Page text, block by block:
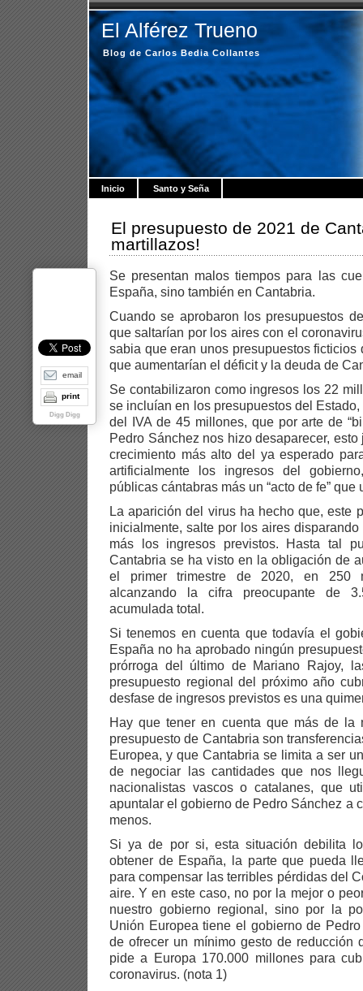
El Alférez Trueno
Blog de Carlos Bedia Collantes
Inicio Santo y Seña
El presupuesto de 2021 de
martillazos!
Se presentan malos tiempos para las
España, sino también en Cantabria.
Cuando se aprobaron los presupuestos
que saltarían por los aires con el
sabia que eran unos presupuestos
que aumentarían el déficit y la deuda de
Se contabilizaron como ingresos los 22
se incluían en los presupuestos del
del IVA de 45 millones, que por arte de
Pedro Sánchez nos hizo desaparecer,
crecimiento más alto del ya esperado
artificialmente los ingresos del
públicas cántabras más un “acto de fe”
La aparición del virus ha hecho que, este
inicialmente, salte por los aires
más los ingresos previstos. Hasta tal
Cantabria se ha visto en la obligación de
el primer trimestre de 2020, en 250
alcanzando la cifra preocupante de
acumulada total.
Si tenemos en cuenta que todavía el
España no ha aprobado ningún
prórroga del último de Mariano Rajoy,
presupuesto regional del próximo año
desfase de ingresos previstos es una
Hay que tener en cuenta que más de la
presupuesto de Cantabria son
Europea, y que Cantabria se limita a ser
de negociar las cantidades que nos
nacionalistas vascos o catalanes, que
apuntalar el gobierno de Pedro Sánchez a
menos.
Si ya de por si, esta situación debilita
obtener de España, la parte que pueda
para compensar las terribles pérdidas del
aire. Y en este caso, no por la mejor o
nuestro gobierno regional, sino por la
Unión Europea tiene el gobierno de
de ofrecer un mínimo gesto de reducción
pide a Europa 170.000 millones para
coronavirus. (nota 1)
email
print
Digg Digg